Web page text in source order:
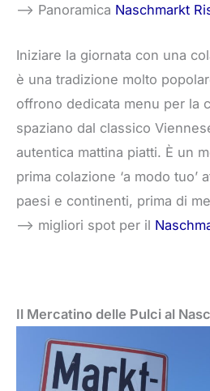
–> Panoramica Naschmarkt
Iniziare la giornata con una
è una tradizione molto
offrono dedicata menu per la
spaziano dal classico
autentica mattina piatti. È un
prima colazione ‘a modo tuo’
paesi e continenti, prima di
–> migliori spot per il
Il Mercatino delle Pulci al